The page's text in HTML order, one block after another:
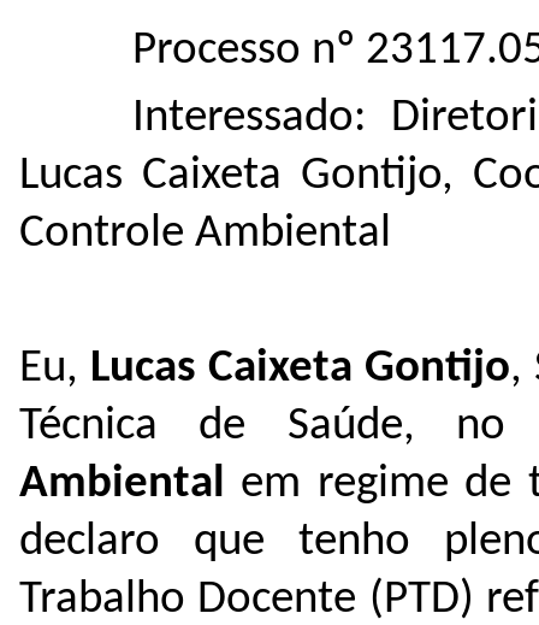
Processo nº
Interessado:
Lucas Caixeta Gontijo,
Controle Ambiental
Eu, Lucas Caixeta Gontijo,
Técnica de Saúde,
Ambiental em regime de
declaro que tenho
Trabalho Docente (PTD)